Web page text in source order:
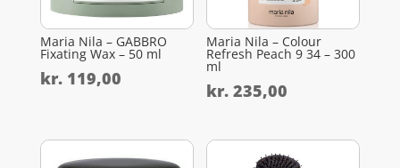
Maria Nila – GABBRO
Fixating Wax – 50 ml
kr.119,00
Maria Nila – Colour
Refresh Peach 9 34 – 300
ml
kr. 235,00